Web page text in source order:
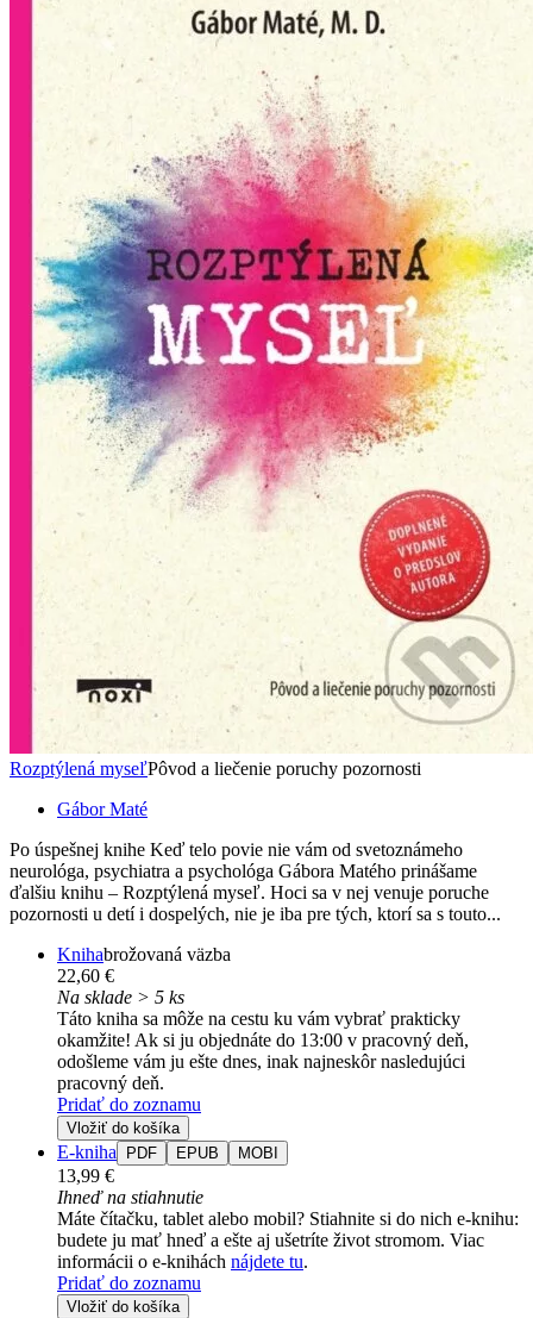
Rozptýlená myseľPôvod a liečenie poruchy pozornosti
Gábor Maté
Po úspešnej knihe Keď telo povie nie vám od svetoznámeho
neurológa, psychiatra a psychológa Gábora Matého prinášame
ďalšiu knihu – Rozptýlená myseľ. Hoci sa v nej venuje poruche
pozornosti u detí i dospelých, nie je iba pre tých, ktorí sa s touto...
Knihabrožovaná väzba
22,60 €
Na sklade > 5 ks
Táto kniha sa môže na cestu ku vám vybrať prakticky
okamžite! Ak si ju objednáte do 13:00 v pracovný deň,
odošleme vám ju ešte dnes, inak najneskôr nasledujúci
pracovný deň.
Pridať do zoznamu
Vložiť do košíka
E-kniha PDF EPUB MOBI
13,99 €
Ihneď na stiahnutie
Máte čítačku, tablet alebo mobil? Stiahnite si do nich e-knihu:
budete ju mať hneď a ešte aj ušetríte život stromom. Viac
informácii o e-knihách nájdete tu.
Pridať do zoznamu
Vložiť do košíka